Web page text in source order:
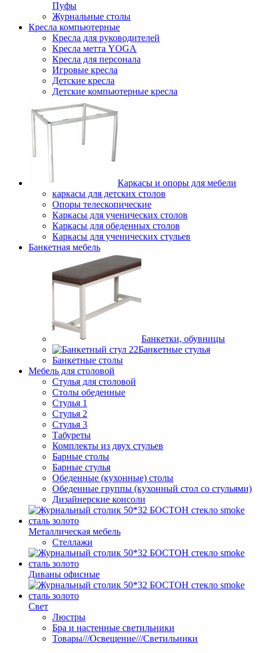
Пуфы
Журнальные столы
Кресла компьютерные
Кресла для руководителей
Кресла метта YOGA
Кресла для персонала
Игровые кресла
Детские кресла
Детские компьютерные кресла
Каркасы и опоры для мебели
каркасы для детских столов
Опоры телескопические
Каркасы для ученических столов
Каркасы для обеденных столов
Каркасы для ученических стульев
Банкетная мебель
Банкетки, обувницы
Банкетные стулья
Банкетные столы
Мебель для столовой
Стулья для столовой
Столы обеденные
Стулья 1
Стулья 2
Стулья 3
Табуреты
Комплекты из двух стульев
Барные столы
Барные стулья
Обеденные (кухонные) столы
Обеденные группы (кухонный стол со стульями)
Дизайнерские консоли
Металлическая мебель
Стеллажи
Диваны офисные
Свет
Люстры
Бра и настенные светильники
Товары///Освещение///Светильники